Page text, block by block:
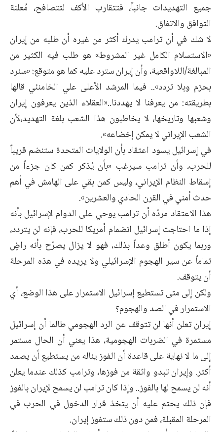
جميع التهديدات جانباً، فتتقارب الأكف لتتصافح، مُعلنة
التوافق ‏والاتفاق.‏
لا شك في أن ترامب يدرك أكثر من غيره أن طلبه من إيران
«الاستسلام الكامل غير ‏المشروط» هو طلب فيه الكثير من
المبالغة/اللاواقعية، وأن إيران سترد عليه كما ‏هو متوقع: «سنرد
بحزم وبلا تردد».. فيما المرشد الأعلى علي الخامنئي قالها
‏بطريقته: من يعرفنا لا يهددنا..«العقلاء الذين يعرفون إيران
وشعبها وتاريخها، لا ‏يخاطبون هذا الشعب بلغة التهديد،لأن
الشعب الإيراني لا يمكن إخضاعه».‏
في إسرائيل يسود اعتقاد بأن الولايات المتحدة ستنضم قريباً
للحرب، وأن ترامب ‏سيرغب «بأن يُذكر كمن كان جزءاً من
إسقاط النظام الإيراني، وليس كمن بقي ‏على الهامش في أهم
حدث أمني في القرن الحادي والعشرين».‏
هذا الاعتقاد مردّه أن ترامب يوحي على الدوام لإسرائيل بأنه
إذا ما احتاجت ‏إسرائيل انضمام أمريكا للحرب، فإنه لن يتردد،
وربما يكون أطلق وعداً بذلك، فهو ‏لا يزال يصرّح بأنه راضٍ
تماماً عن سير الهجوم الإسرائيلي ولا يريده في هذه ‏المرحلة
أن يتوقف.‏
ولكن إلى متى تستطيع إسرائيل الاستمرار على هذا الوضع، أي
الاستمرار في ‏الصد والهجوم؟
إيران تعلن أنها لن تتوقف عن الرد الهجومي طالما أن إسرائيل
مستمرة في ‏الضربات الهجومية، هذا يعني أن الحال مستمر
إلى ما لا نهاية على قاعدة أن ‏الفوز يناله من يستطيع أن يصمد
أكثر. وإيران تبدو واثقة من فوزها، وترامب ‏كذلك عندما يعلن
أنه لن يسمح لها بالفوز.. وإذا كان ترامب لن يسمح لإيران ‏بالفوز
فإن ذلك يحتم عليه أن يتخذ قرار الدخول في الحرب في
المرحلة المقبلة، ‏فمن دون ذلك ستفوز إيران.‏